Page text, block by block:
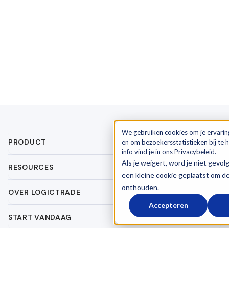
We gebruiken cookies om je
en om bezoekersstatistieken bij te
info vind je in ons Privacybeleid.
Als je weigert, word je niet
een kleine cookie geplaatst om
onthouden.
Accepteren
PRODUCT
RESOURCES
OVER LOGICTRADE
START VANDAAG